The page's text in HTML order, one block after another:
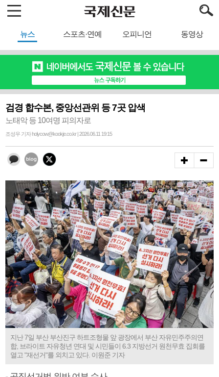
뉴스 스포츠·연예 오피니언 동영상
검경 합수본, 중앙선관위 등 7곳 압색
노태악 등 10여명 피의자로
조성우 기자 holycow@kookje.co.kr | 2026.06.11 19:15
지난 7일 부산 부산진구 하트조형물 앞 광장에서 부산 자유민주주의연
합, 브라이트 자유청년 연대 및 시민들이 6.3 지방선거 원천무효 집회를
열고 "재선거"를 외치고 있다. 이원준 기자